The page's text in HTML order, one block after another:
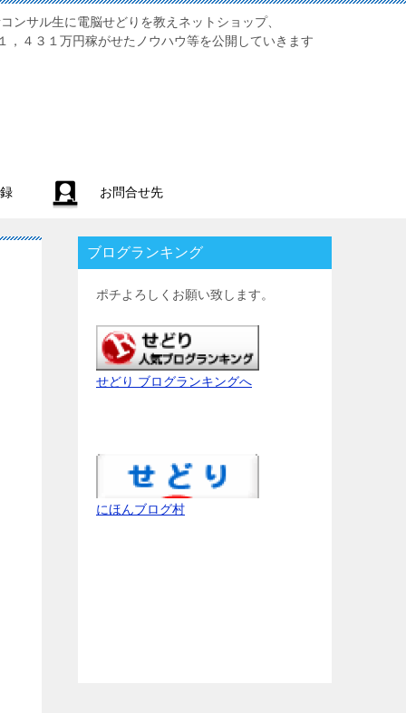
コンサル生に電脳せどりを教えネットショップ、
，４３１万円稼がせたノウハウ等を公開していきます
お問合せ先
ブログランキング
ポチよろしくお願い致します。
せどり ブログランキングへ
にほんブログ村